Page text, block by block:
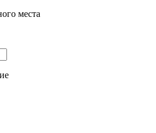
места